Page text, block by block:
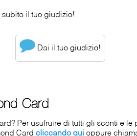
subito il tuo giudizio!
Dai il tuo giudizio!
Card
Per usufruire di tutti gli sconti e le
Cardcliccando qui oppure